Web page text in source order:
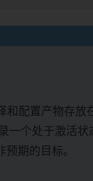
配置产物存放
一个处于激活
期的目标。